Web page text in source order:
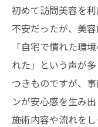
訪問美容
出張美容
訪問美容
出張美
訪問美容
高齢者や家族
初めて訪問美容を
不安だったが、美
「自宅で慣れた環
れた」という声が
つきものですが、
ンが安心感を生み
施術内容や流れを